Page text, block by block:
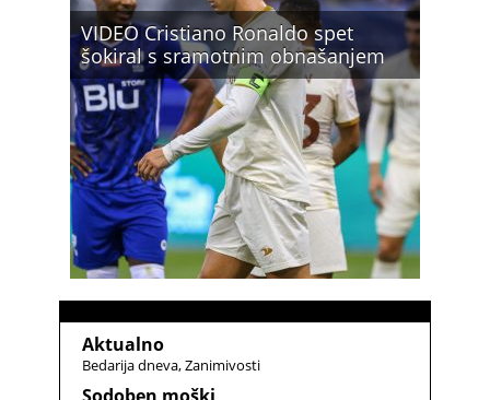
VIDEO Cristiano Ronaldo spet
šokiral s sramotnim obnašanjem
Aktualno
Bedarija dneva Zanimivosti